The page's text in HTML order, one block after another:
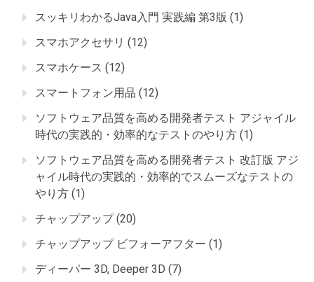
スッキリわかるJava入門 実践編 第3版 (1)
スマホアクセサリ (12)
スマホケース (12)
スマートフォン用品 (12)
ソフトウェア品質を高める開発者テスト アジャイル
時代の実践的・効率的なテストのやり方 (1)
ソフトウェア品質を高める開発者テスト 改訂版 アジ
ャイル時代の実践的・効率的でスムーズなテストの
やり方 (1)
チャップアップ(20)
チャップアップ ビフォーアフター (1)
ディーパー 3D, Deeper 3D (7)